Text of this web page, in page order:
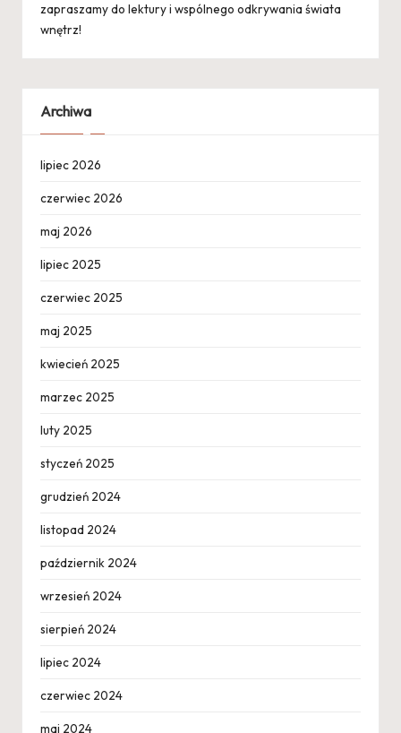
zapraszamy do lektury i wspólnego odkrywania świata
wnętrz!
Archiwa
lipiec 2026
czerwiec 2026
maj 2026
lipiec 2025
czerwiec 2025
maj 2025
kwiecień 2025
marzec 2025
luty 2025
styczeń 2025
grudzień 2024
listopad 2024
październik 2024
wrzesień 2024
sierpień 2024
lipiec 2024
czerwiec 2024
maj 2024